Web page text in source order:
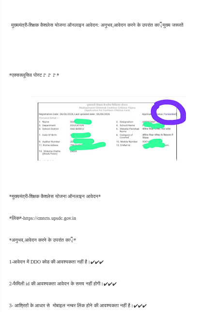
मुख्यमंत्री-शिक्षक कैशलेस योजना ऑनलाइन आवेदन: अनुभव,आवेदन करने के उपरांत का👇मुख्य जरूरतें
*एक्सक्लूसिव पोस्ट🚩🚩🚩*
*मुख्यमंत्री-शिक्षक कैशलेस योजना ऑनलाइन आवेदन*
*लिंक*-https://cmtcts.upsdc.gov.in
*अनुभव,आवेदन करने के उपरांत का👇*
1-आवेदन में DDO कोड की आवश्यकता नहीं है।✔️✔️✔️
2-फैमिली id की आवश्यकता आवेदन के समय नहीं होगी।✔️✔️✔️
3- आश्रितों के आधार से  मोबाइल नम्बर लिंक होने की आवश्यकता नहीं है।✔️✔️✔️